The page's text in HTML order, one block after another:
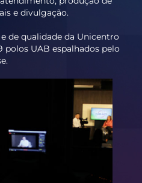
e divulgação.
de qualidade da Unicentro
polos UAB espalhados pelo